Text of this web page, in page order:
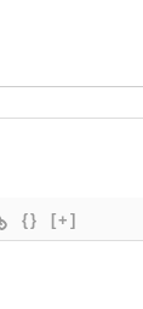
{} [+]